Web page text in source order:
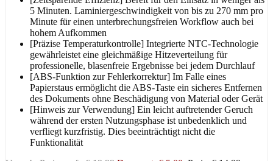
5 Minuten. Laminiergeschwindigkeit von bis zu 270 mm pro
Minute für einen unterbrechungsfreien Workflow auch bei
hohem Aufkommen
[Präzise Temperaturkontrolle] Integrierte NTC-Technologie
gewährleistet eine gleichmäßige Hitzeverteilung für
professionelle, blasenfreie Ergebnisse bei jedem Durchlauf
[ABS-Funktion zur Fehlerkorrektur] Im Falle eines
Papierstaus ermöglicht die ABS-Taste ein sicheres Entfernen
des Dokuments ohne Beschädigung von Material oder Gerät
[Hinweis zur Verwendung] Ein leicht auftretender Geruch
während der ersten Nutzungsphase ist unbedenklich und
verfliegt kurzfristig. Dies beeinträchtigt nicht die
Funktionalität